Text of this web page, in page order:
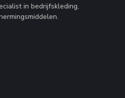
in bedrijfskleding,